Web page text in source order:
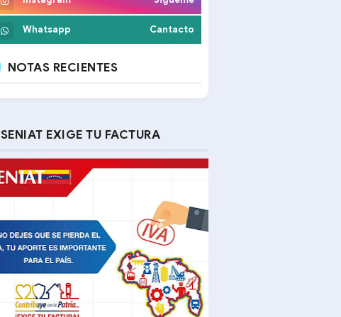
Whatsapp Cantacto
NOTAS RECIENTES
SENIAT EXIGE TU FACTURA